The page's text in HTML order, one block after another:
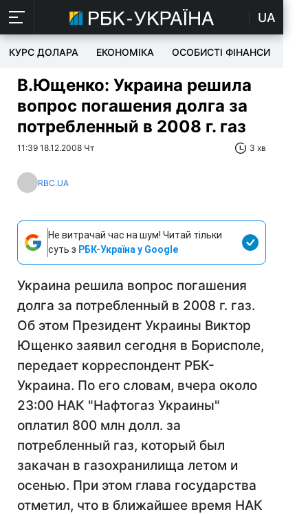
UA
КУРС ДОЛАРА ЕКОНОМІКА ОСОБИСТІ ФІНАНСИ
В.Ющенко: Украина решила
вопрос погашения долга за
потребленный в 2008 г. газ
11:39 18.12.2008 Чт 3 хв
RBC.UA
Не витрачай час на шум! Читай тільки
суть з РБК-Україна у Google
Украина решила вопрос погашения
долга за потребленный в 2008 г. газ.
Об этом Президент Украины Виктор
Ющенко заявил сегодня в Борисполе,
передает корреспондент РБК-
Украина. По его словам, вчера около
23:00 НАК "Нафтогаз Украины"
оплатил 800 млн долл. за
потребленный газ, который был
закачан в газохранилища летом и
осенью. При этом глава государства
отметил, что в ближайшее время НАК